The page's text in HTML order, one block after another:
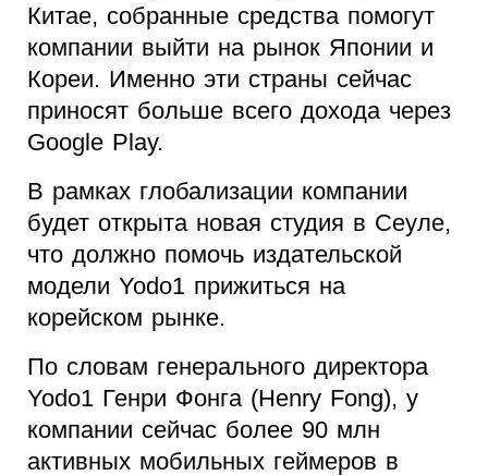
Китае, собранные средства помогут
компании выйти на рынок Японии и
Кореи. Именно эти страны сейчас
приносят больше всего дохода через
Google Play.
В рамках глобализации компании
будет открыта новая студия в Сеуле,
что должно помочь издательской
модели Yodo1 прижиться на
корейском рынке.
По словам генерального директора
Yodo1 Генри Фонга (Henry Fong), у
компании сейчас более 90 млн
активных мобильных геймеров в